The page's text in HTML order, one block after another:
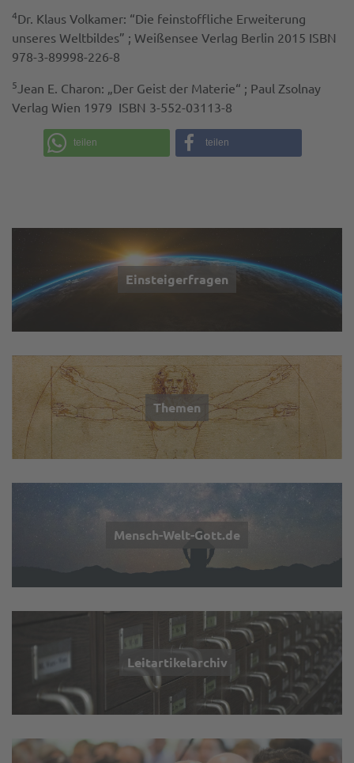
4Dr. Klaus Volkamer: “Die feinstoffliche Erweiterung
unseres Weltbildes” ; Weißensee Verlag Berlin 2015 ISBN
978-3-89998-226-8
5 Jean E. Charon: „Der Geist der Materie“ ; Paul Zsolnay
Verlag Wien 1979 ISBN 3-552-03113-8
teilen teilen
Einsteigerfragen
Themen
Mensch-Welt-Gott.de
Leitartikelarchiv